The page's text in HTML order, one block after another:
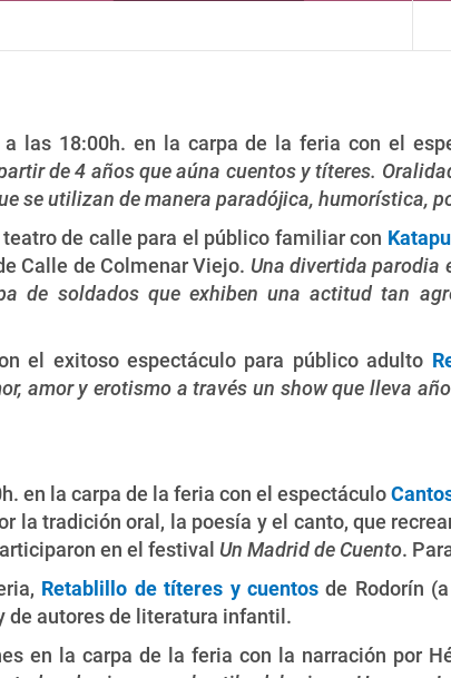
las 18:00h. en la carpa de la feria con el
de 4 años que aúna cuentos y títeres.
se utilizan de manera paradójica, humorística,
de calle para el público familiar con
Calle de Colmenar Viejo. Una divertida parodia
de soldados que exhiben una actitud tan
el exitoso espectáculo para público adulto
amor y erotismo a través un show que lleva
en la carpa de la feria con el espectáculo
la tradición oral, la poesía y el canto, que
en el festival Un Madrid de Cuento.
Retablillo de títeres y cuentosde Rodorín
de autores de literatura infantil.
en la carpa de la feria con la narración por